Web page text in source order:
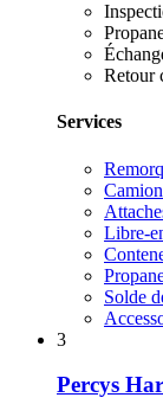
Retour
Services
Libre-
Solde
3
Percys